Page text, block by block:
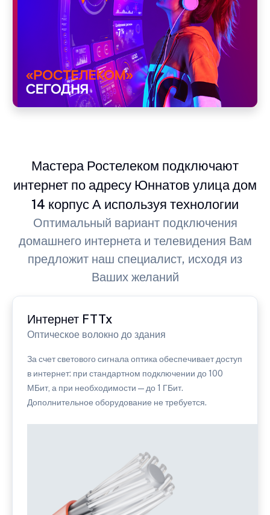
Мастера Ростелеком подключают
интернет по адресу Юннатов улица дом
14 корпус А используя технологии
Оптимальный вариант подключения
домашнего интернета и телевидения Вам
предложит наш специалист, исходя из
Ваших желаний
Интернет FTTx
Оптическое волокно до здания
За счет светового сигнала оптика обеспечивает доступ
в интернет: при стандартном подключении до 100
МБит, а при необходимости — до 1 ГБит.
Дополнительное оборудование не требуется.